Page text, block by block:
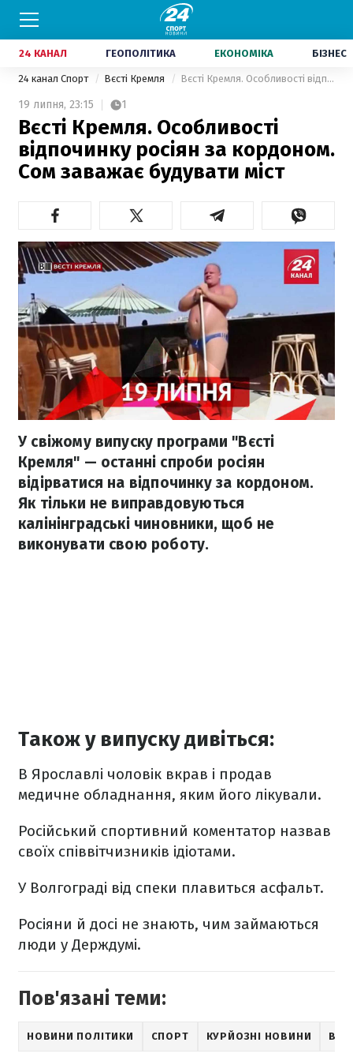
24 КАНАЛ ГЕОПОЛІТИКА ЕКОНОМІКА БІЗНЕС
24 канал Спорт Вєсті Кремля Вєсті Кремля. Особливості відпочинку росіян за кордоном. Сом заважає будувати міст
19 липня, 23:15 1
Вєсті Кремля. Особливості
відпочинку росіян за кордоном.
Сом заважає будувати міст
У свіжому випуску програми "Вєсті
Кремля" — останні спроби росіян
відірватися на відпочинку за кордоном.
Як тільки не виправдовуються
калінінградські чиновники, щоб не
виконувати свою роботу.
Також у випуску дивіться:
В Ярославлі чоловік вкрав і продав
медичне обладнання, яким його лікували.
Російський спортивний коментатор назвав
своїх співвітчизників ідіотами.
У Волгограді від спеки плавиться асфальт.
Росіяни й досі не знають, чим займаються
люди у Держдумі.
Пов'язані теми:
НОВИНИ ПОЛІТИКИ СПОРТ КУРЙОЗНІ НОВИНИ